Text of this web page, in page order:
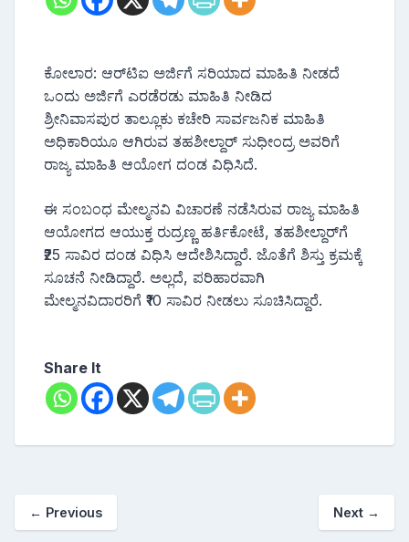
ಕೋಲಾರ: ಆರ್‌ಟಿಐ ಅರ್ಜಿಗೆ ಸರಿಯಾದ ಮಾಹಿತಿ ನೀಡದೆ
ಒಂದು ಅರ್ಜಿಗೆ ಎರಡೆರಡು ಮಾಹಿತಿ ನೀಡಿದ
ಶ್ರೀನಿವಾಸಪುರ ತಾಲ್ಲೂಕು ಕಚೇರಿ ಸಾರ್ವಜನಿಕ ಮಾಹಿತಿ
ಅಧಿಕಾರಿಯೂ ಆಗಿರುವ ತಹಶೀಲ್ದಾ‌ರ್ ಸುಧೀಂದ್ರ ಅವರಿಗೆ
ರಾಜ್ಯ ಮಾಹಿತಿ ಆಯೋಗ ದಂಡ ವಿಧಿಸಿದೆ.
ಈ ಸಂಬಂಧ ಮೇಲ್ಮನವಿ ವಿಚಾರಣೆ ನಡೆಸಿರುವ ರಾಜ್ಯ ಮಾಹಿತಿ
ಆಯೋಗದ ಆಯುಕ್ತ ರುದ್ರಣ್ಣ ಹರ್ತಿಕೋಟೆ, ತಹಶೀಲ್ದಾರ್‌ಗೆ
₹25 ಸಾವಿರ ದಂಡ ವಿಧಿಸಿ ಆದೇಶಿಸಿದ್ದಾರೆ. ಜೊತೆಗೆ ಶಿಸ್ತು ಕ್ರಮಕ್ಕೆ
ಸೂಚನೆ ನೀಡಿದ್ದಾರೆ. ಅಲ್ಲದೆ, ಪರಿಹಾರವಾಗಿ
ಮೇಲ್ಮನವಿದಾರರಿಗೆ ₹10 ಸಾವಿರ ನೀಡಲು ಸೂಚಿಸಿದ್ದಾರೆ.
Share It
← Previous Next →